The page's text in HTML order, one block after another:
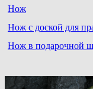
Нож
Нож с доской для
Нож в подарочной